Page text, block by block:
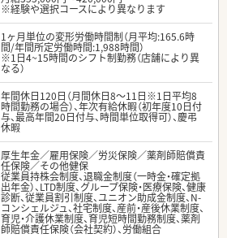
※経験や選択コースにより異なります
1ヶ月単位の変形労働時間制（月平均:165.6時
間/年間所定労働時間:1,988時間）
※1日4~15時間のシフト制勤務（店舗により異
なる）
年間休日120日（月間休日8～11日※1日平均8
時間勤務の場合）、年次有給休暇（初年度10日付
与、最高年間20日付与、時間単位取得可）、慶弔
休暇
厚生年金／雇用保険／労災保険／薬剤師賠償責
任保険／その他健保
従業員持株会制度、退職金制度（一時金・確定拠
出年金）、LTD制度、グループ保険・医療保険、健康
診断、従業員割引制度、ユニオン助成金制度、N-
コンシェルジュ、社宅制度、産前・産後休業制度、
育児・介護休業制度、育児短時間勤務制度、薬剤
師賠償責任保険（会社契約）、労働組合